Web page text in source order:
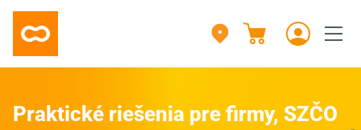
Praktické riešenia pre firmy, SZČO